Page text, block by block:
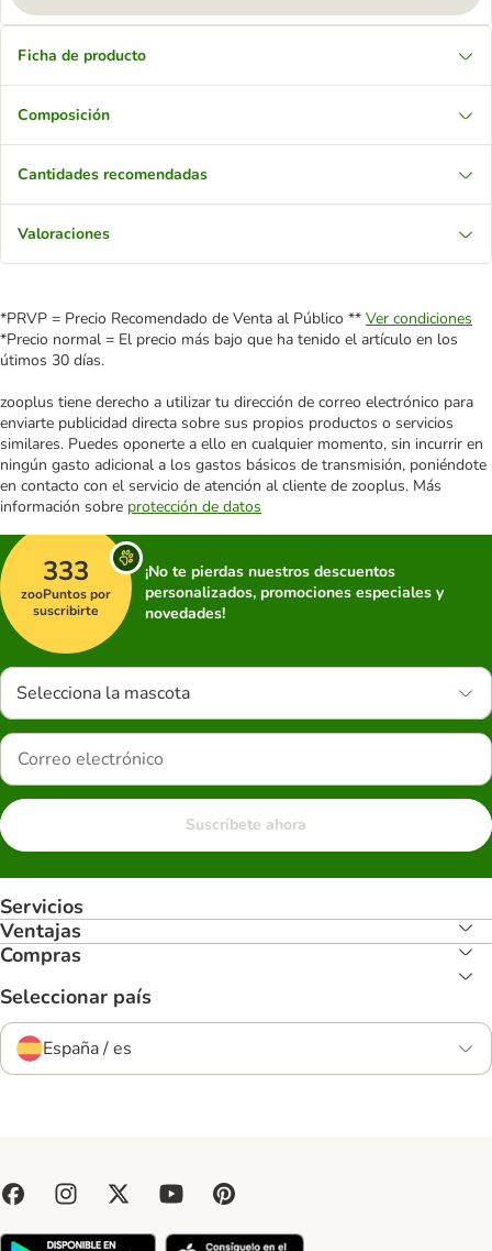
Ficha de producto
Composición
Cantidades recomendadas
Valoraciones
*PRVP = Precio Recomendado de Venta al Público ** Ver condiciones
*Precio normal = El precio más bajo que ha tenido el artículo en los
útimos 30 días.
zooplus tiene derecho a utilizar tu dirección de correo electrónico para
enviarte publicidad directa sobre sus propios productos o servicios
similares. Puedes oponerte a ello en cualquier momento, sin incurrir en
ningún gasto adicional a los gastos básicos de transmisión, poniéndote
en contacto con el servicio de atención al cliente de zooplus. Más
información sobre protección de datos
333
zooPuntos por
suscribirte
¡No te pierdas nuestros descuentos
personalizados, promociones especiales y
novedades!
Selecciona la mascota
Suscríbete ahora
Servicios
Ventajas
Compras
Seleccionar país
España / es